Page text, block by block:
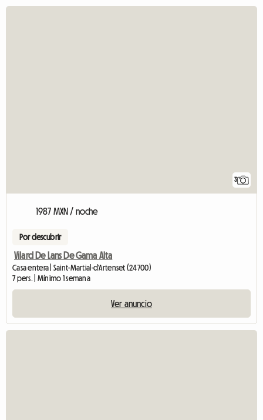
3
1987 MXN / noche
Por descubrir
Vilard De Lans De Gama Alta
Casa entera | Saint-Martial-d'Artenset (24700)
7 pers. | Mínimo 1 semana
Ver anuncio